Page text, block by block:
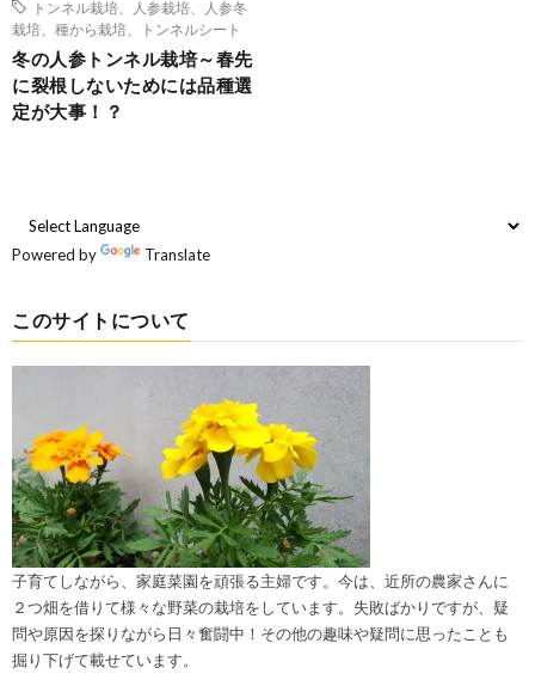
トンネル栽培、人参栽培、人参冬
栽培、種から栽培、トンネルシート
冬の人参トンネル栽培～春先
に裂根しないためには品種選
定が大事！？
Powered by Translate
このサイトについて
子育てしながら、家庭菜園を頑張る主婦です。今は、近所の農家さんに
２つ畑を借りて様々な野菜の栽培をしています。失敗ばかりですが、疑
問や原因を探りながら日々奮闘中！その他の趣味や疑問に思ったことも
掘り下げて載せています。